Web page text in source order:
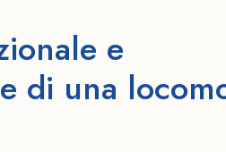
e
di una